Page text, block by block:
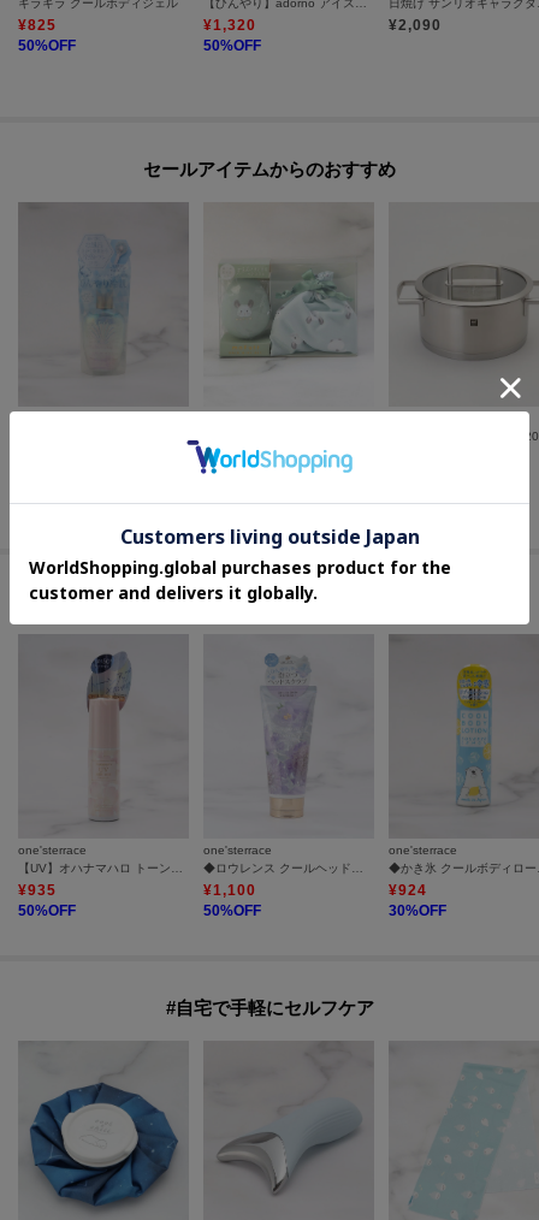
キラキラ クールボディジェル
¥825
50%OFF
【ひんやり】adorno アイスネッククーラー
¥1,320
50%OFF
日
¥2,090
セールアイテムからのおすすめ
¥935
50
#潤いを守るハンド＆ボディケア
one'sterrace
【UV】オハナマハロ トーンアップUVミルクミスト
¥935
50%OFF
one'sterrace
◆ロウレンス クールヘッドスクラブ
¥1,100
50%OFF
one'sterrace
◆か
¥924
30%OFF
#自宅で手軽にセルフケア